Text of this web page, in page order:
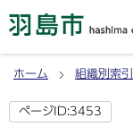
ホーム 組織別索引
ページID:3453